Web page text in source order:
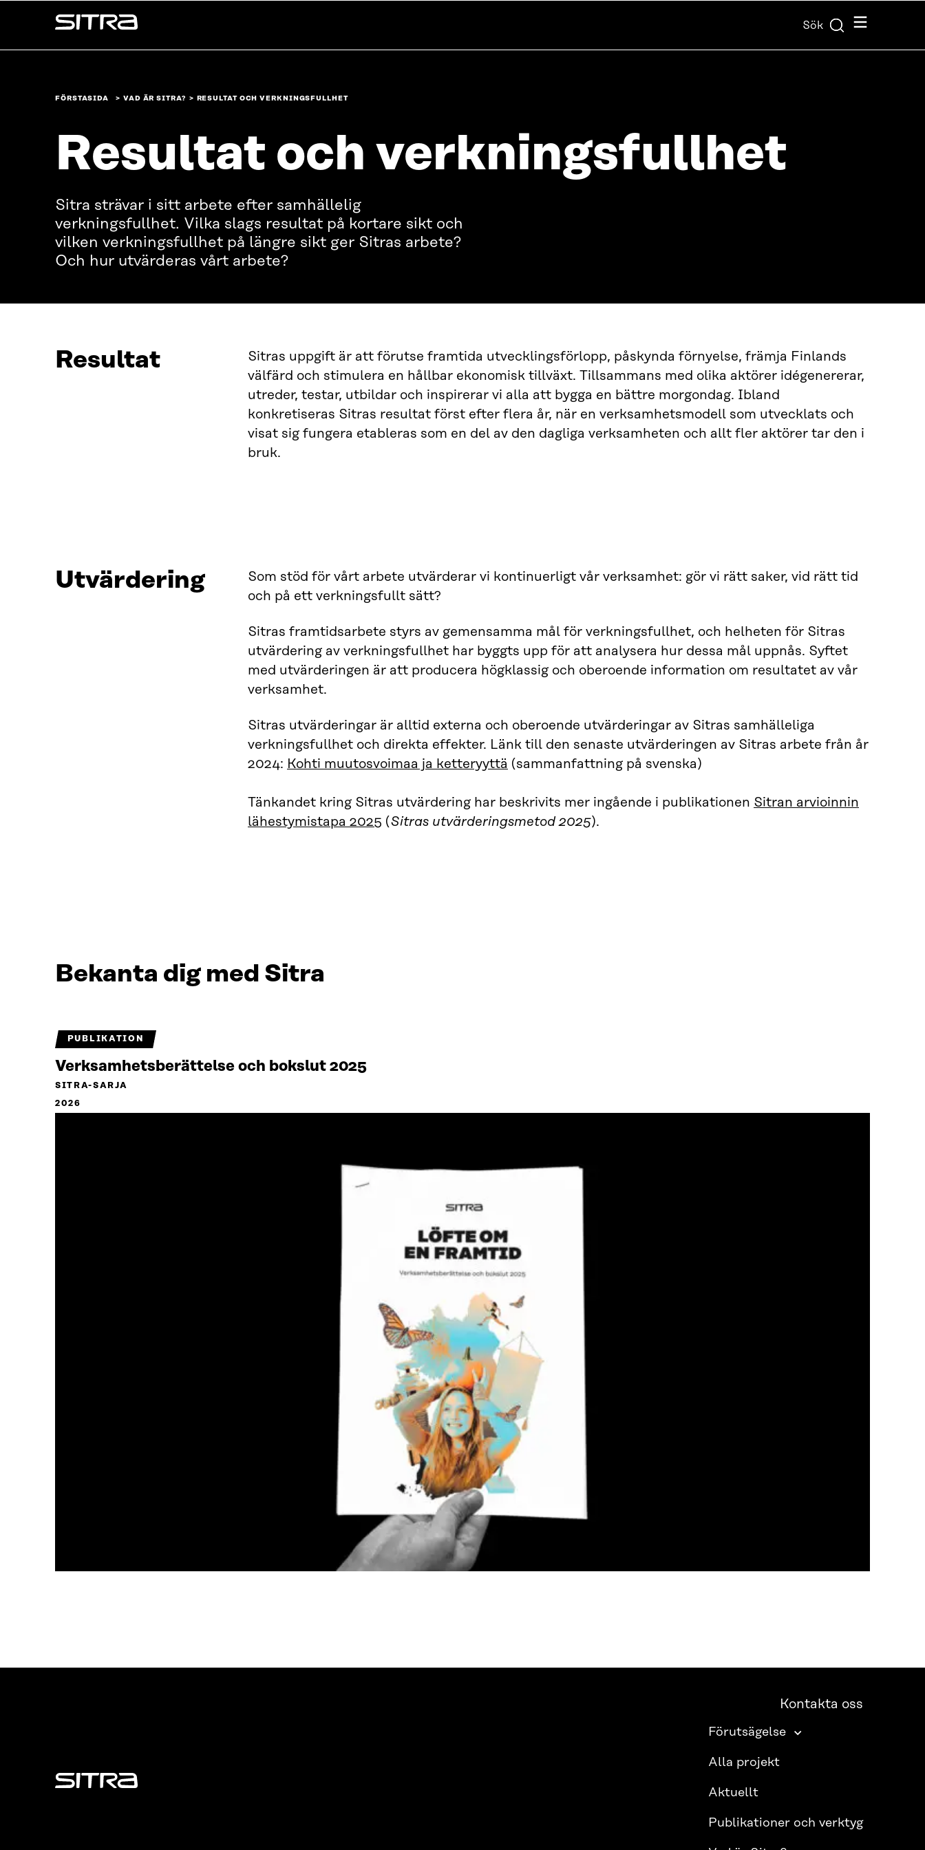
↓
Sitra Sök Meny
FÖRSTASIDA VAD ÄR SITRA? RESULTAT OCH VERKNINGSFULLHET
Resultat och verkningsfullhet
Sitra strävar i sitt arbete efter samhällelig
verkningsfullhet. Vilka slags resultat på kortare sikt och
vilken verkningsfullhet på längre sikt ger Sitras arbete?
Och hur utvärderas vårt arbete?
Resultat
Sitras uppgift är att förutse framtida utvecklingsförlopp, påskynda förnyelse, främja Finlands
välfärd och stimulera en hållbar ekonomisk tillväxt. Tillsammans med olika aktörer idégenererar,
utreder, testar, utbildar och inspirerar vi alla att bygga en bättre morgondag. Ibland
konkretiseras Sitras resultat först efter flera år, när en verksamhetsmodell som utvecklats och
visat sig fungera etableras som en del av den dagliga verksamheten och allt fler aktörer tar den i
bruk.
Utvärdering
Som stöd för vårt arbete utvärderar vi kontinuerligt vår verksamhet: gör vi rätt saker, vid rätt tid
och på ett verkningsfullt sätt?
Sitras framtidsarbete styrs av gemensamma mål för verkningsfullhet, och helheten för Sitras
utvärdering av verkningsfullhet har byggts upp för att analysera hur dessa mål uppnås. Syftet
med utvärderingen är att producera högklassig och oberoende information om resultatet av vår
verksamhet.
Sitras utvärderingar är alltid externa och oberoende utvärderingar av Sitras samhälleliga
verkningsfullhet och direkta effekter. Länk till den senaste utvärderingen av Sitras arbete från år
2024: Kohti muutosvoimaa ja ketteryyttä (sammanfattning på svenska)
Tänkandet kring Sitras utvärdering har beskrivits mer ingående i publikationen Sitran arvioinnin
lähestymistapa 2025 (Sitras utvärderingsmetod 2025).
Bekanta dig med Sitra
PUBLIKATION
Verksamhetsberättelse och bokslut 2025
SITRA-SARJA
2026
Sitra
Kontakta oss
Förutsägelse
Alla projekt
Aktuellt
Publikationer och verktyg